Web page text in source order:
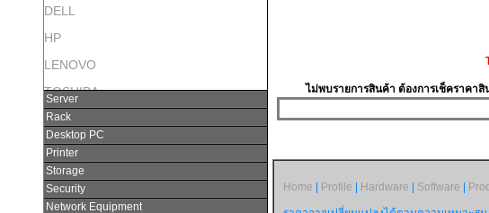
DELL
HP
LENOVO
TOSHIBA
Server
Rack
Desktop PC
Printer
Storage
Security
Network Equipment
ไม่พบรายการสินค้า ต้องการเช็คราคา
Home Profile Hardware Software